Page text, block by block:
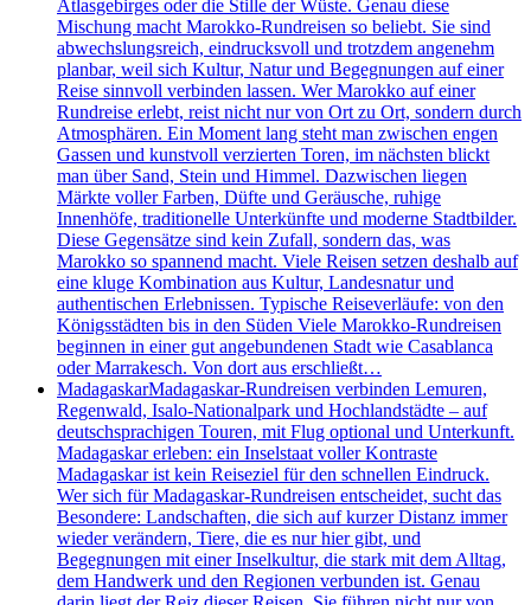
Atlasgebirges oder die Stille der Wüste. Genau diese
Mischung macht Marokko-Rundreisen so beliebt. Sie sind
abwechslungsreich, eindrucksvoll und trotzdem angenehm
planbar, weil sich Kultur, Natur und Begegnungen auf einer
Reise sinnvoll verbinden lassen. Wer Marokko auf einer
Rundreise erlebt, reist nicht nur von Ort zu Ort, sondern durch
Atmosphären. Ein Moment lang steht man zwischen engen
Gassen und kunstvoll verzierten Toren, im nächsten blickt
man über Sand, Stein und Himmel. Dazwischen liegen
Märkte voller Farben, Düfte und Geräusche, ruhige
Innenhöfe, traditionelle Unterkünfte und moderne Stadtbilder.
Diese Gegensätze sind kein Zufall, sondern das, was
Marokko so spannend macht. Viele Reisen setzen deshalb auf
eine kluge Kombination aus Kultur, Landesnatur und
authentischen Erlebnissen. Typische Reiseverläufe: von den
Königsstädten bis in den Süden Viele Marokko-Rundreisen
beginnen in einer gut angebundenen Stadt wie Casablanca
oder Marrakesch. Von dort aus erschließt…
MadagaskarMadagaskar-Rundreisen verbinden Lemuren,
Regenwald, Isalo-Nationalpark und Hochlandstädte – auf
deutschsprachigen Touren, mit Flug optional und Unterkunft.
Madagaskar erleben: ein Inselstaat voller Kontraste
Madagaskar ist kein Reiseziel für den schnellen Eindruck.
Wer sich für Madagaskar-Rundreisen entscheidet, sucht das
Besondere: Landschaften, die sich auf kurzer Distanz immer
wieder verändern, Tiere, die es nur hier gibt, und
Begegnungen mit einer Inselkultur, die stark mit dem Alltag,
dem Handwerk und den Regionen verbunden ist. Genau